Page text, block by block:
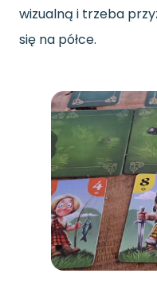
wizualną i trzeba
się na półce.